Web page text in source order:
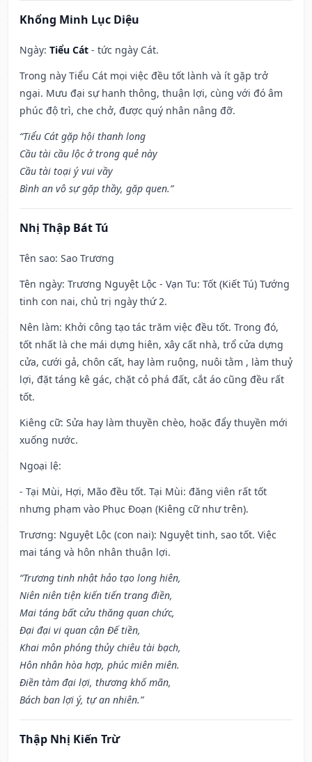
Khổng Minh Lục Diệu
Ngày: Tiểu Cát - tức ngày Cát.
Trong này Tiểu Cát mọi việc đều tốt lành và ít gặp trở
ngại. Mưu đại sự hanh thông, thuận lợi, cùng với đó âm
phúc độ trì, che chở, được quý nhân nâng đỡ.
“Tiểu Cát gặp hội thanh long
Cầu tài cầu lộc ở trong quẻ này
Cầu tài toại ý vui vầy
Bình an vô sự gặp thầy, gặp quen.”
Nhị Thập Bát Tú
Tên sao: Sao Trương
Tên ngày: Trương Nguyệt Lộc - Vạn Tu: Tốt (Kiết Tú) Tướng
tinh con nai, chủ trị ngày thứ 2.
Nên làm: Khởi công tạo tác trăm việc đều tốt. Trong đó,
tốt nhất là che mái dựng hiên, xây cất nhà, trổ cửa dựng
cửa, cưới gả, chôn cất, hay làm ruộng, nuôi tằm , làm thuỷ
lợi, đặt táng kê gác, chặt cỏ phá đất, cắt áo cũng đều rất
tốt.
Kiêng cữ: Sửa hay làm thuyền chèo, hoặc đẩy thuyền mới
xuống nước.
Ngoại lệ:
- Tại Mùi, Hợi, Mão đều tốt. Tại Mùi: đăng viên rất tốt
nhưng phạm vào Phục Đoạn (Kiêng cữ như trên).
Trương: Nguyệt Lộc (con nai): Nguyệt tinh, sao tốt. Việc
mai táng và hôn nhân thuận lợi.
“Trương tinh nhật hảo tạo long hiên,
Niên niên tiện kiến tiến trang điền,
Mai táng bất cửu thăng quan chức,
Đại đại vi quan cận Đế tiền,
Khai môn phóng thủy chiêu tài bạch,
Hôn nhân hòa hợp, phúc miên miên.
Điền tàm đại lợi, thương khố mãn,
Bách ban lợi ý, tự an nhiên.”
Thập Nhị Kiến Trừ